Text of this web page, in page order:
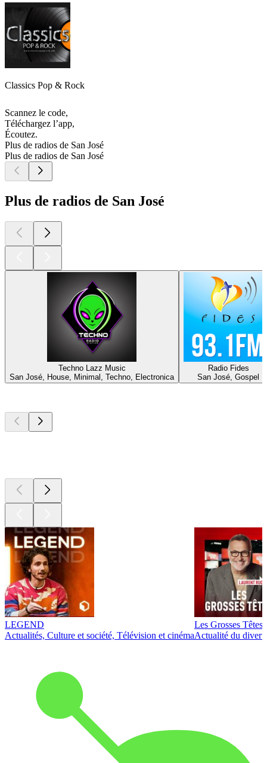
Classics Pop & Rock
Scannez le code,
Téléchargez l’app,
Écoutez.
Plus de radios de San José
Plus de radios de San José
Plus de radios de San José
Techno Lazz Music
San José, House, Minimal, Techno, Electronica
Radio Fides
San José, Gospel
LEGEND
Actualités, Culture et société, Télévision et cinéma
Les Grosses Têtes
Actualité du